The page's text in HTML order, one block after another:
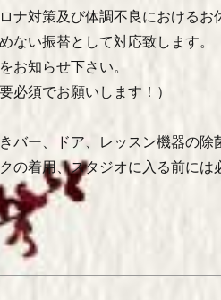
ナ対策及び体調不良におけるお
ない振替として対応致します。
お知らせ下さい。
必須でお願いします！）
バー、ドア、レッスン機器の除
の着用、スタジオに入る前に